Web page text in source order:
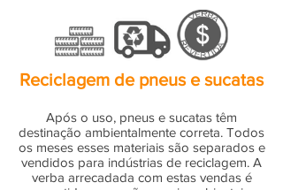
Reciclagem de pneus e sucatas
Após o uso, pneus e sucatas têm
destinação ambientalmente correta. Todos
os meses esses materiais são separados e
vendidos para indústrias de reciclagem. A
verba arrecadada com estas vendas é